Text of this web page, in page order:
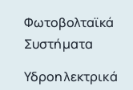
Φωτοβολταϊκά
Συστήματα
Υδροηλεκτρικά